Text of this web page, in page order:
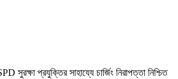
প্রযুক্তির সাহায্যে চার্জিং নিরাপত্তা নিশ্চিত